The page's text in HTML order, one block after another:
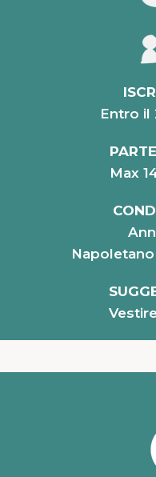
Entro
Max